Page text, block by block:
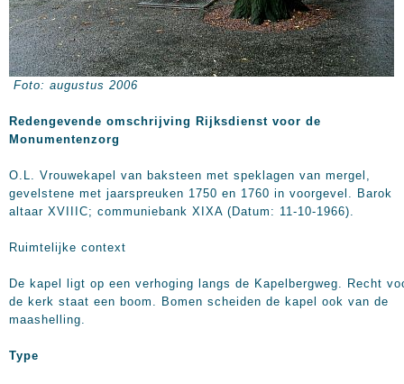
Foto: augustus 2006
Redengevende omschrijving Rijksdienst voor de
Monumentenzorg
O.L. Vrouwekapel van baksteen met speklagen van mergel,
gevelstene met jaarspreuken 1750 en 1760 in voorgevel. Barok
altaar XVIIIC; communiebank XIXA (Datum: 11-10-1966).
Ruimtelijke context
De kapel ligt op een verhoging langs de Kapelbergweg. Recht
de kerk staat een boom. Bomen scheiden de kapel ook van de
maashelling.
Type